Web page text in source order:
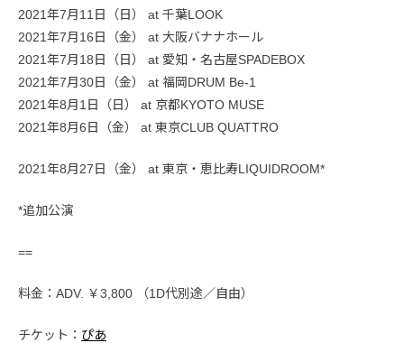
2021年7月11日（日） at 千葉LOOK
2021年7月16日（金） at 大阪バナナホール
2021年7月18日（日） at 愛知・名古屋SPADEBOX
2021年7月30日（金） at 福岡DRUM Be-1
2021年8月1日（日） at 京都KYOTO MUSE
2021年8月6日（金） at 東京CLUB QUATTRO
2021年8月27日（金） at 東京・恵比寿LIQUIDROOM*
*追加公演
==
料金：ADV. ￥3,800 （1D代別途／自由）
チケット： ぴあ